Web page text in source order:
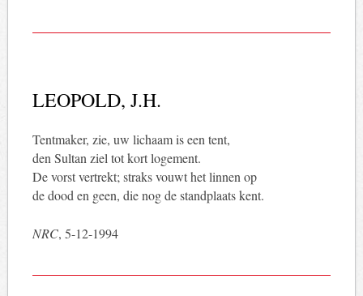
LEOPOLD, J.H.
Tentmaker, zie, uw lichaam is een tent,
den Sultan ziel tot kort logement.
De vorst vertrekt; straks vouwt het linnen op
de dood en geen, die nog de standplaats kent.
NRC, 5-12-1994